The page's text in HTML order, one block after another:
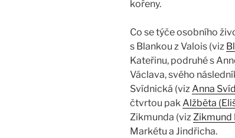
kořeny.
Co se týče osobního
s Blankou z Valois (viz
Kateřinu, podruhé s
Václava, svého
Svídnická (vizAnna
čtvrtou pakAlžběta
Zikmunda (vizZikmund
Markétu a Jindřicha.